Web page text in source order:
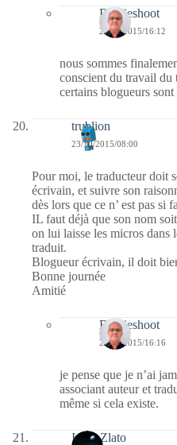
Bernieshoot
23/10/2015/16:12
nous sommes
conscient du travail du
certains blogueurs sont
trublion
23/10/2015/08:00
Pour moi, le traducteur doit
écrivain, et suivre son
dès lors que ce n’ est pas si
IL faut déjà que son nom
on lui laisse les micros dans
traduit.
Blogueur écrivain, il doit
Bonne journée
Amitié
Bernieshoot
23/10/2015/16:16
je pense que je n’ai
associant auteur et
même si cela existe.
Irene Zlato